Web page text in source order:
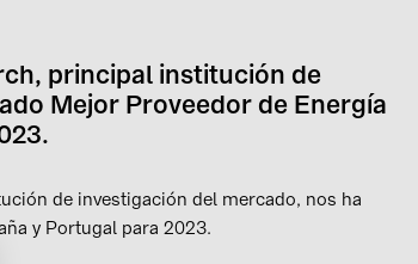
principal institución de
Mejor Proveedor de Energía
de investigación del mercado, nos ha
y Portugal para 2023.